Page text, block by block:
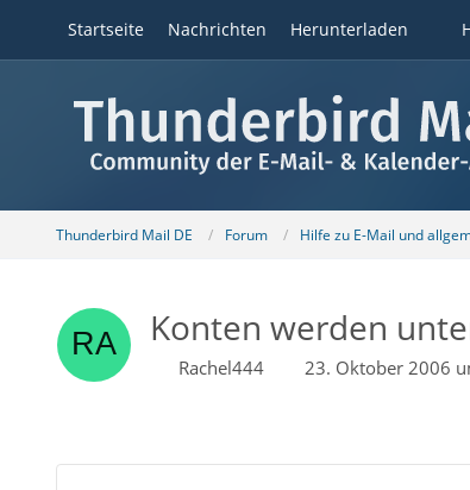
Startseite Nachrichten Herunterladen
Thunderbird Mail DE Forum Hilfe zu E-Mail und
Konten werden
Rachel444 23. Oktober 2006